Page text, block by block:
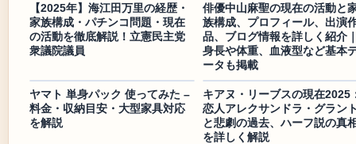
【2025年】海江田万里の経歴・
家族構成・パチンコ問題・現在
の活動を徹底解説！立憲民主党
衆議院議員
俳優中山麻聖の現在の活動と
族構成、プロフィール、出演
品、ブログ情報を詳しく紹介
身長や体重、血液型など基本
ータも掲載
ヤマト 単身パック 使ってみた –
料金・収納目安・大型家具対応
を解説
キアヌ・リーブスの現在2025
恋人アレクサンドラ・グラン
と悲劇の過去、ハーフ説の真
を詳しく解説